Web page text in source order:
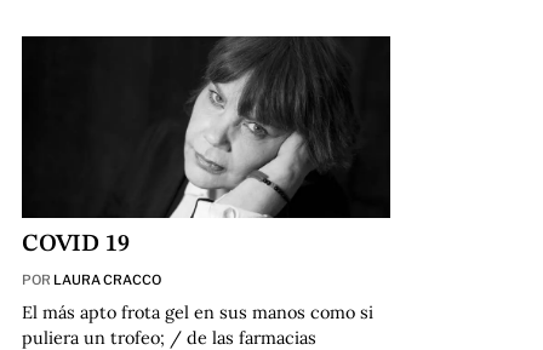
COVID 19
POR LAURA CRACCO
El más apto frota gel en sus manos como si
puliera un trofeo; / de las farmacias